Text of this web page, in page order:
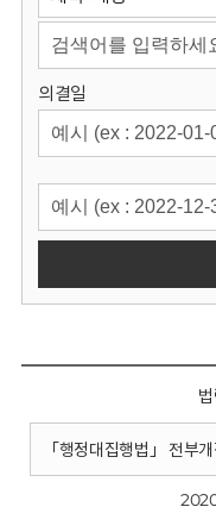
회
의결일
「행정대집행법」 전부